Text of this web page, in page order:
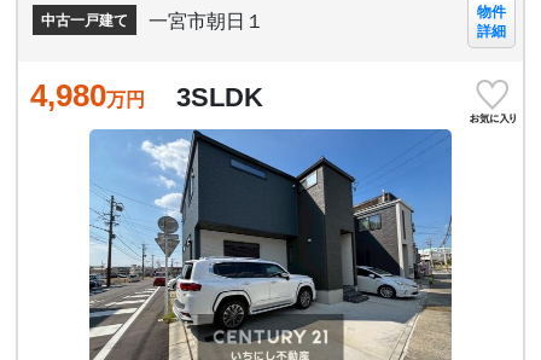
中古一戸建て 一宮市朝日１
物件
詳細
4,980万円 3SLDK